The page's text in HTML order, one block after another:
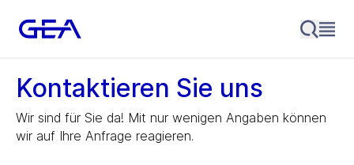
Kontaktieren Sie uns
Wir sind für Sie da! Mit nur wenigen Angaben können
wir auf Ihre Anfrage reagieren.